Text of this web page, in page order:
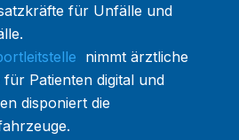
für Unfälle und
nimmt ärztliche
Patienten digital und
disponiert die